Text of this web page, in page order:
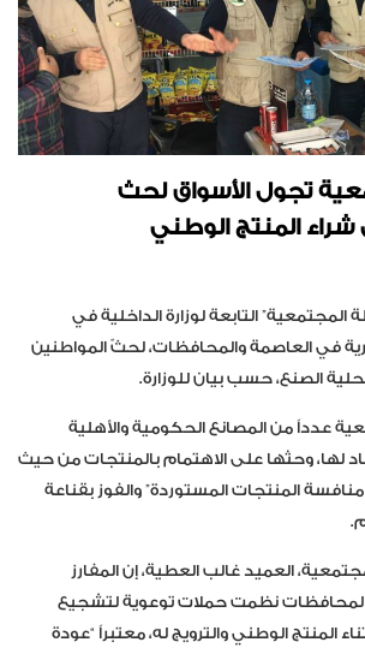
تجول الأسواق لحث
المنتج الوطني
التابعة لوزارة الداخلية في
في العاصمة والمحافظات، لحثّ المواطنين
الصنع، حسب بيان للوزارة.
عدداً من المصانع الحكومية والأهلية
لها، وحثها على الاهتمام بالمنتجات من حيث
المنتجات المستوردة” والفوز بقناعة
العميد غالب العطية، إن المفارز
نظمت حملات توعوية لتشجيع
المنتج الوطني والترويج له، معتبراً “عودة